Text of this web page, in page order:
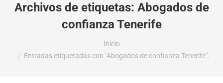
Archivos de etiquetas: Abogados de
confianza Tenerife
Inicio
Entradas etiquetadas con "Abogados de confianza Tenerife".